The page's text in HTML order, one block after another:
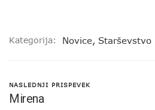
Kategorija: Novice, Starševstvo
NASLEDNJI PRISPEVEK
Mirena